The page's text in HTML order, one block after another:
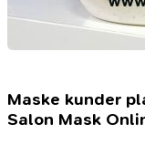
Maske kunder
Salon Mask